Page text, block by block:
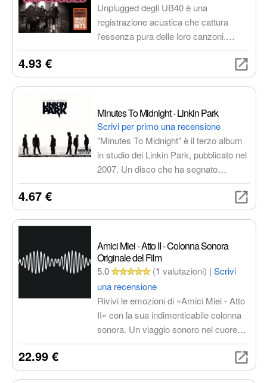
Unplugged degli UB40 è una
registrazione acustica che cattura
l'essenza pura delle loro canzoni.
Rivisitazione acustica di successi
indimenticabili, tra cui Red Red Wine, (I
Can't Help) Falling In Love With You e
musicale unica che mette in risalto la
musicalità e crea un'atmosfera intima.
4.93 €
Minutes To Midnight - Linkin Park
Scrivi per primo una recensione
"Minutes To Midnight" è il terzo album
in studio dei Linkin Park, pubblicato nel
2007. Un disco che ha segnato
un'evoluzione nel percorso musicale
sfumature sonore e tematiche più
potenti e ballate emozionanti. I testi
affrontano temi complessi come la
guerra, la politica e la redenzione.
4.67 €
Amici Miei - Atto II - Colonna Sonora
Originale del Film
5.0 (1 valutazioni) |Scrivi
una recensione
Rivivi le emozioni di «Amici Miei - Atto
II» con la sua indimenticabile colonna
sonora. Un viaggio sonoro nel cuore
della fiorentinità, perfetto per gli amanti
musica. Un regalo perfetto per gli
22.99 €